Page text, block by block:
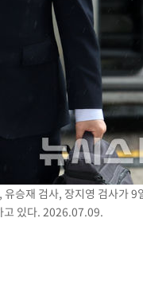
승재 검사, 장지영 검사가 9
고 있다. 2026.07.09.